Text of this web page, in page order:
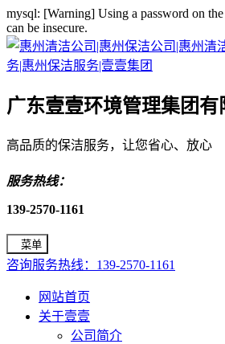
mysql: [Warning] Using a password on
can be insecure.
广东壹壹环境管理集团有
高品质的保洁服务，让您省心、放心
服务热线：
139-2570-1161
菜单
咨询服务热线：139-2570-1161
网站首页
关于壹壹
公司简介